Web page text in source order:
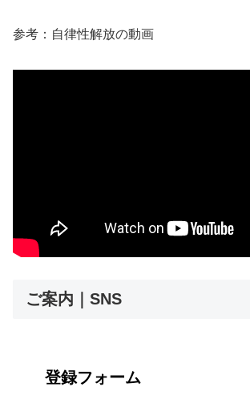
参考：自律性解放の動画
ご案内｜SNS
登録フォーム